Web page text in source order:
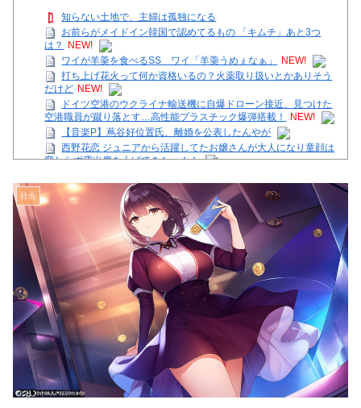
知らない土地で、主婦は孤独になる
お前らがメイドイン韓国で認めてるもの 「キムチ」あと3つ
は？
NEW!
ワイが羊羮を食べるSS ワイ「羊羮うめぇなぁ」
NEW!
打ち上げ花火って何か資格いるの？火薬取り扱いとかありそう
だけど NEW!
ドイツ空港のウクライナ輸送機に自爆ドローン接近、見つけた
空港職員が蹴り落とす…高性能プラスチック爆弾搭載！
NEW!
【音楽P】蔦谷好位置氏、離婚を公表したんやが
西野花恋 ジュニアから活躍してたお嬢さんが大人になり童顔は
変わらず露出度を上げてきたー！！
舌を絡ませて、唾液交換して── ちゅっちゅしながらの濃厚エ
ッ画像♪
【芸能】星野真里さんの挑戦、暑さを心配する声続出!!!
【画像】イオンモール熊本の店内のビフォーアフターがこちら
Powered by livedoor 相互RSS
社会